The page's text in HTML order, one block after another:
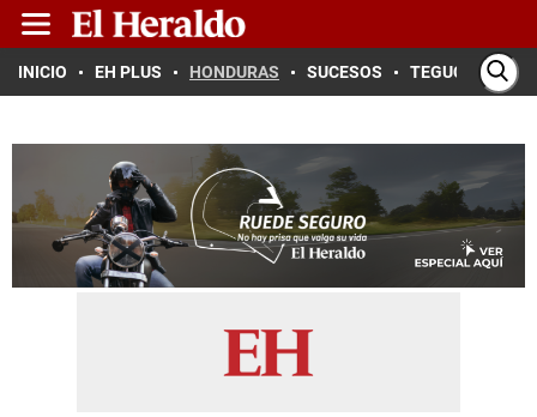
INICIO EH PLUS HONDURAS SUCESOS TEGUCIGALPA